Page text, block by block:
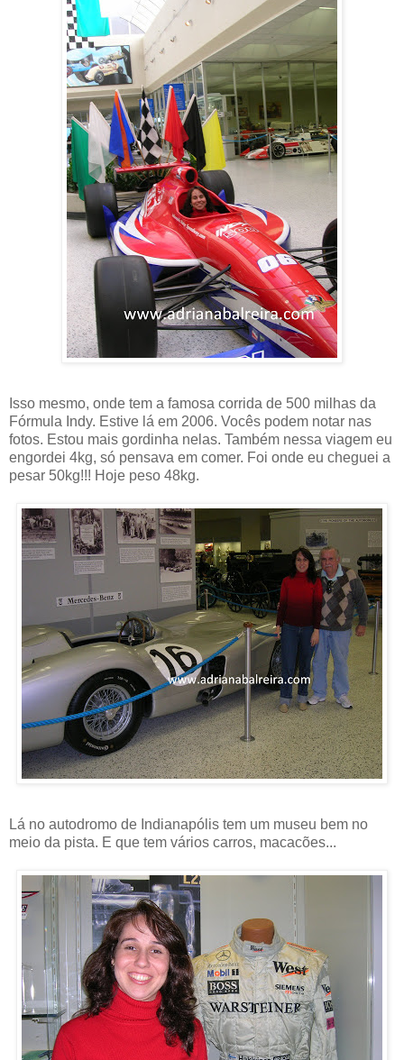
Isso mesmo, onde tem a famosa corrida de 500 milhas da
Fórmula Indy. Estive lá em 2006. Vocês podem notar nas
fotos. Estou mais gordinha nelas. Também nessa viagem eu
engordei 4kg, só pensava em comer. Foi onde eu cheguei a
pesar 50kg!!! Hoje peso 48kg.
Lá no autodromo de Indianapólis tem um museu bem no
meio da pista. E que tem vários carros, macacões...